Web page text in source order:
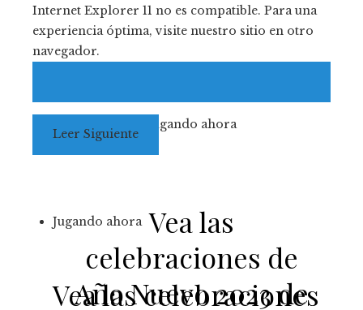
Internet Explorer 11 no es compatible. Para una
experiencia óptima, visite nuestro sitio en otro
navegador.
Jugando ahora
Vea las
celebraciones de
Año Nuevo 2023 de
Leer Siguiente
Jugando ahora
Vea las celebraciones